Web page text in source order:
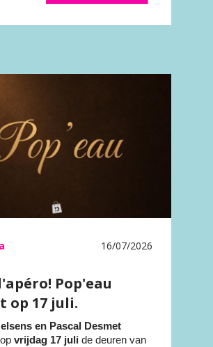
16/07/2026
Pop'eau
op 17 juli.
en Pascal Desmet
vrijdag 17 juli de deuren van